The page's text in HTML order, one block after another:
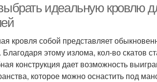
идеальную кровлю
кровля собой представляет
Благодаря этому излома, кол-во скатов
конструкция дает возможность
которое можно оснастить под